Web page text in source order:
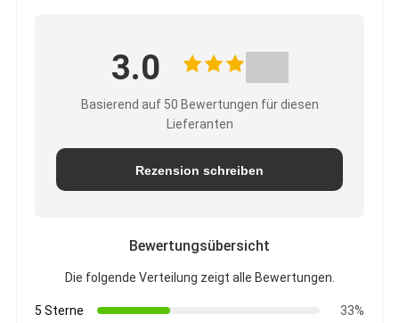
3.0
Basierend auf 50 Bewertungen für diesen
Lieferanten
Rezension schreiben
Bewertungsübersicht
Die folgende Verteilung zeigt alle Bewertungen.
5 Sterne
33%